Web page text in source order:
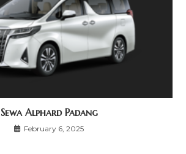
Sewa Alphard Padang
February 6, 2025